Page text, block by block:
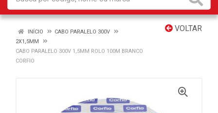
VOLTAR
INÍCIO
CABO PARALELO 300V
2X1,5MM
CABO PARALELO 300V 1,5MM ROLO 100M BRANCO
CORFIO